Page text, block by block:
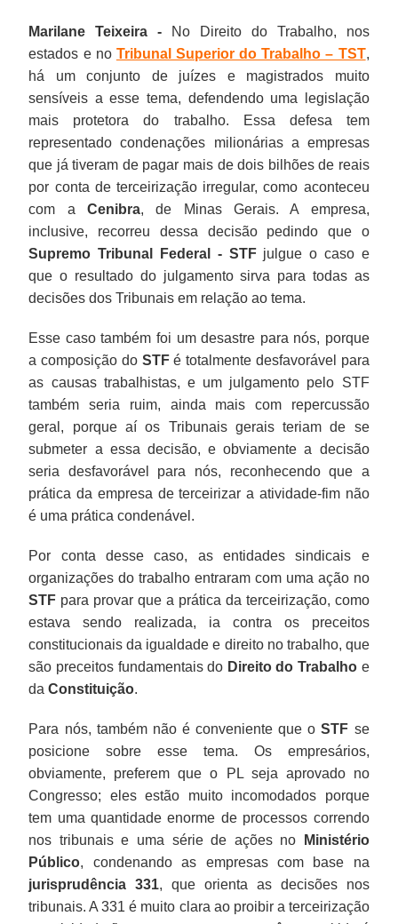
Marilane Teixeira - No Direito do Trabalho, nos
estados e no Tribunal Superior do Trabalho – TST,
há um conjunto de juízes e magistrados muito
sensíveis a esse tema, defendendo uma legislação
mais protetora do trabalho. Essa defesa tem
representado condenações milionárias a empresas
que já tiveram de pagar mais de dois bilhões de reais
por conta de terceirização irregular, como aconteceu
com aCenibra, de Minas Gerais. A empresa,
inclusive, recorreu dessa decisão pedindo que o
Supremo Tribunal Federal - STFjulgue o caso e
que o resultado do julgamento sirva para todas as
decisões dos Tribunais em relação ao tema.
Esse caso também foi um desastre para nós, porque
a composição do STFé totalmente desfavorável para
as causas trabalhistas, e um julgamento pelo STF
também seria ruim, ainda mais com repercussão
geral, porque aí os Tribunais gerais teriam de se
submeter a essa decisão, e obviamente a decisão
seria desfavorável para nós, reconhecendo que a
prática da empresa de terceirizar a atividade-fim não
é uma prática condenável.
Por conta desse caso, as entidades sindicais e
organizações do trabalho entraram com uma ação no
STF para provar que a prática da terceirização, como
estava sendo realizada, ia contra os preceitos
constitucionais da igualdade e direito no trabalho, que
são preceitos fundamentais do Direito do Trabalho e
daConstituição.
Para nós, também não é conveniente que oSTF se
posicione sobre esse tema. Os empresários,
obviamente, preferem que o PL seja aprovado no
Congresso; eles estão muito incomodados porque
tem uma quantidade enorme de processos correndo
nos tribunais e uma série de ações no
Ministério
Público, condenando as empresas com base na
jurisprudência 331, que orienta as decisões nos
tribunais. A 331 é muito clara ao proibir a terceirização